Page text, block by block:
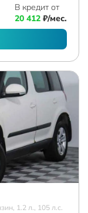
В кредит от
20 412 ₽/мес.
1.2 л., 105 л.с.